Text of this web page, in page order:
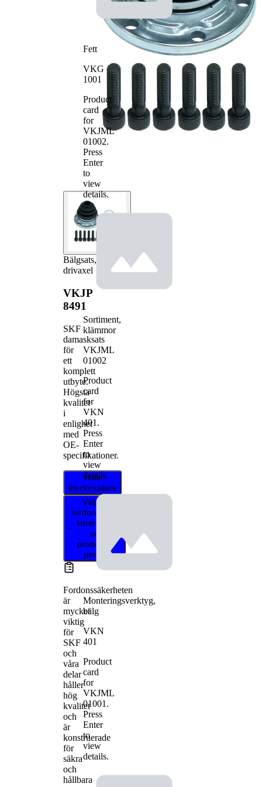
Bälgsats,
drivaxel
VKJP
8491
SKF
damasksats
för
ett
komplett
utbyte.
Högsta
kvalitet
i
enlighet
med
OE-
specifikationer.
Hitta
återförsäljare
Välj ditt
fordon för att
kontrollera
om
produkten
passar
Fordonssäkerheten
är
mycket
viktig
för
SKF
och
våra
delar
håller
hög
kvalitet
och
är
konstruerade
för
säkra
och
hållbara
Fett
VKG
1001
Product
card
for
VKJML
01002.
Press
Enter
to
view
details.
Sortiment,
klämmor
VKJML
01002
Product
card
for
VKN
401 .
Press
Enter
to
view
details.
Monteringsverktyg,
bälg
VKN
401
Product
card
for
VKJML
01001 .
Press
Enter
to
view
details.